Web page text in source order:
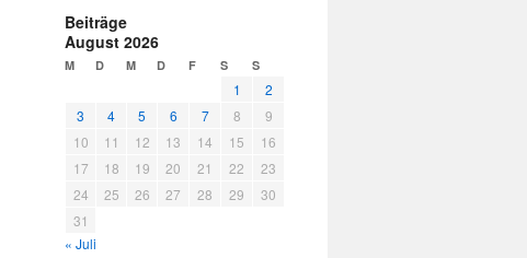
Beiträge
August 2026
M D M D F S S
1
2
3
4 5 6 7 8
9
10
11 12 13 14 15
16
17
18 19 20 21 22
23
24
25 26 27 28 29
30
31
« Juli